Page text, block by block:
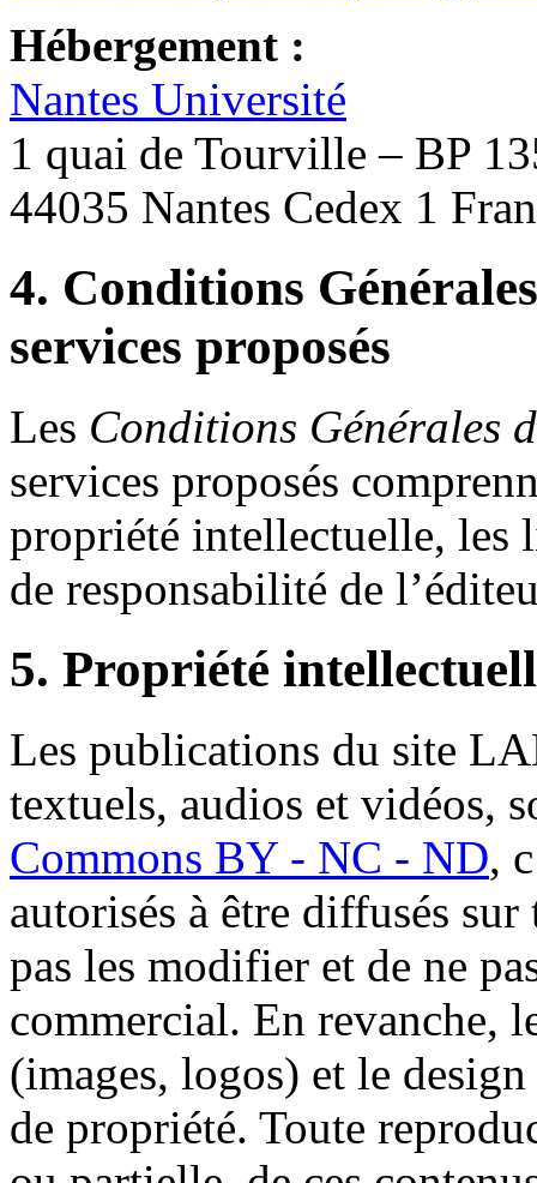
Hébergement :
Nantes Université
1 quai de Tourville – BP
44035 Nantes Cedex 1
4. Conditions
services proposés
Les Conditions Générales
services proposés
propriété intellectuelle, les
de responsabilité de
5. Propriété
Les publications du site
textuels, audios et vidéos,
Commons BY - NC - ND,
autorisés à être diffusés
pas les modifier et de ne
commercial. En revanche,
(images, logos) et le
de propriété. Toute